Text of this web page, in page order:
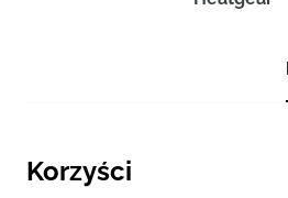
Korzyści